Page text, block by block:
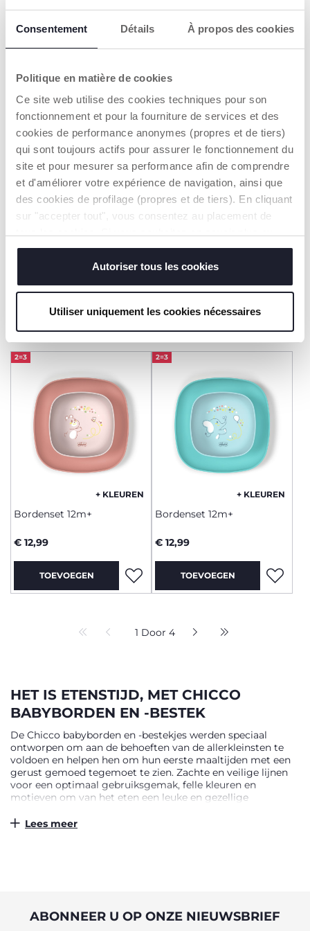
Consentement Détails À propos des cookies
Politique en matière de cookies
Ce site web utilise des cookies techniques pour son
fonctionnement et pour la fourniture de services et des
cookies de performance anonymes (propres et de tiers)
qui sont toujours actifs pour assurer le fonctionnement du
site et pour mesurer sa performance afin de comprendre
et d'améliorer votre expérience de navigation, ainsi que
des cookies de profilage (propres et de tiers). En cliquant
sur "accepter tout", vous consentez au placement de
modifier ou révoquer le consentement de tous les
cookies ou de certains d'entre eux, cliquez sur "afficher
les détails". En fermant cette bannière, vous consentez à
sont indispensables pour profiter du service demandé.
Autoriser tous les cookies
Utiliser uniquement les cookies nécessaires
TOEVOEGEN TOEVOEGEN
2=3
Warmy-bord 6m+
TOEVOEGEN
Eerste Bestek
TOEVOEGEN
2=3
+ KLEUREN
Bordenset 12m+
€ 12,99
TOEVOEGEN
2=3
+ KLEUREN
Bordenset 12m+
€ 12,99
TOEVOEGEN
1 Door 4
HET IS ETENSTIJD, MET CHICCO
BABYBORDEN EN -BESTEK
De Chicco babyborden en -bestekjes werden speciaal
ontworpen om aan de behoeften van de allerkleinsten te
voldoen en helpen hen om hun eerste maaltijden met een
gerust gemoed tegemoet te zien. Zachte en veilige lijnen
voor een optimaal gebruiksgemak, felle kleuren en
motieven om van het eten een leuke en gezellige
onafscheidelijke metgezellen voor kinderen die zelfstandig
Lichtgewicht en op maat gemaakt voor baby's, helpt hun
eerste bestek hen om samen met mama en papa te eten,
Lees meer
ABONNEER U OP ONZE NIEUWSBRIEF